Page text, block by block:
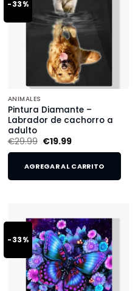
-33%
ANIMALES
Pintura Diamante –
Labrador de cachorro a
adulto
€29.99 €19.99
AGREGAR AL CARRITO
-33%